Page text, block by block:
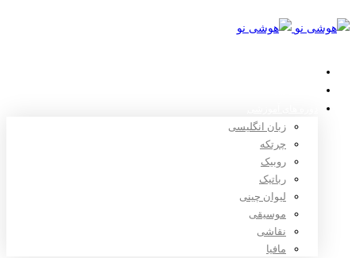
زبان انگلیسی
چرتکه
روبیک
رباتیک
لیوان چینی
موسیقی
نقاشی
مافیا